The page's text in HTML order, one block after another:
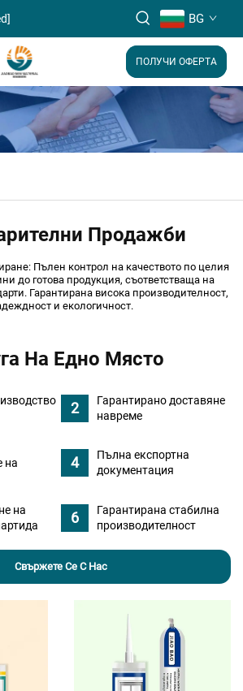
BG
ПОЛУЧИ ОФЕРТА
Продажби
Пълен контрол на качеството по целия
до готова продукция, съответстваща на
Гарантирана висока производителност,
и екологичност.
На Едно Място
Гарантирано доставяне
навреме
на
Пълна експортна
документация
на
Гарантирана стабилна
производителност
Свържете Се С Нас